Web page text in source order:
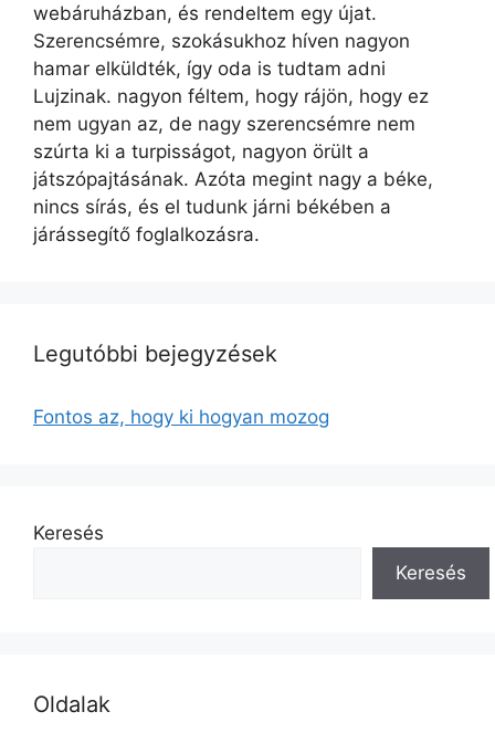
webáruházban, és rendeltem egy újat.
Szerencsémre, szokásukhoz híven nagyon
hamar elküldték, így oda is tudtam adni
Lujzinak. nagyon féltem, hogy rájön, hogy ez
nem ugyan az, de nagy szerencsémre nem
szúrta ki a turpisságot, nagyon örült a
játszópajtásának. Azóta megint nagy a béke,
nincs sírás, és el tudunk járni békében a
járássegítő foglalkozásra.
Legutóbbi bejegyzések
Fontos az, hogy ki hogyan mozog
Keresés
Keresés
Oldalak